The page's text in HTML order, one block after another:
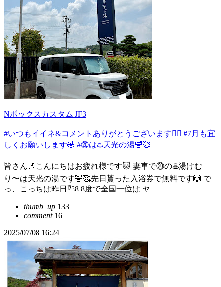
Nボックスカスタム JF3
#いつもイイネ&コメントありがとうございます🙇‍♂️ #7月も宜
しくお願いします🤣 #⑳は♨️天光の湯🤣🥰
皆さん🎶こんにちはお疲れ様です🐱 妻車で⑳の♨️湯けむ
り〜は天光の湯です🤣🥰先日貰った入浴券で無料です🙆 で
っ、こっちは昨日⁉️38.8度で全国一位は ヤ...
thumb_up 133
comment16
2025/07/08 16:24